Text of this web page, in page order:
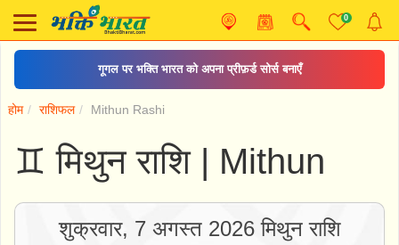
0
गूगल पर भक्ति भारत को अपना प्रीफ़र्ड सोर्स बनाएँ
होम राशिफल Mithun Rashi
♊ मिथुन राशि | Mithun
शुक्रवार, 7 अगस्त 2026 मिथुन राशि